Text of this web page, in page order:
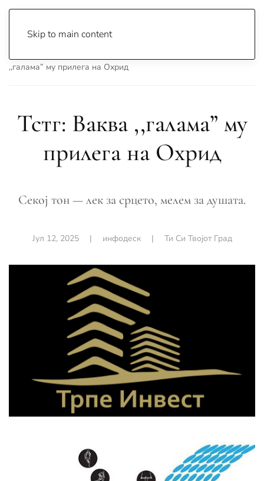
Skip to main content
,,галама” му прилега на Охрид
Тстг: Ваква ,,галама” му
прилега на Охрид
Секој тон — лек за срцето, мелем за душата.
Јул 12, 2025| инфодеск| Ти Си Твојот Град